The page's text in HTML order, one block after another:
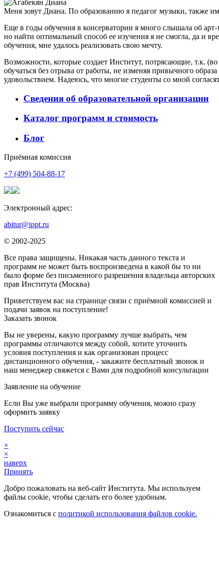
Меня зовут Диана. По образованию я педагог музыки, также
Еще в годы обучения в консерватории я много слышала об
но найти оптимальный способ ее изучения я не смогла, да и
обучения, мне удалось реализовать свою мечту.
Возможности, которые создает Институт, потрясающие, т.к.
обучаться без отрыва от работы, не изменяя привычного
удовольствием. Надеюсь, что многие студенты со мной
Сведения об образовательной организации
Каталог программ и стоимость
Блог
Приёмная комиссия
+7 (499) 504-88-17
Электронный адрес:
abitur@ippt.ru
© 2002-2025
Все права защищены. Никакая часть данного текста и
программ не может быть воспроизведена в какой бы то ни
было форме без письменного разрешения владельца авторских
прав Института (Москва)
Приветствуем вас на странице связи с приёмной комиссией и
подачи заявок на поступление!
Заказать звонок
Вы не уверены, какую программу лучше выбрать, чем
программы отличаются между собой, хотите уточнить
условия поступления и как организован процесс
дистанционного обучения, - закажите бесплатный звонок и
наш менеджер свяжется с Вами для подробной консультации
Заявление на обучение
Если Вы уже выбрали программу обучения, можно сразу
оформить заявку
Поступить сейчас
×
×
наверх
Принять
Добро пожаловать на веб-сайт Института. Мы используем
файлы cookie, чтобы сделать его более удобным.
Ознакомиться с политикой использования файлов cookie.